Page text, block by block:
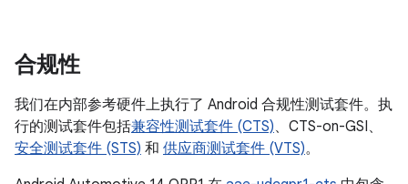
合规性
我们在内部参考硬件上执行了 Android 合规性测试套件。执
行的测试套件包括兼容性测试套件 (CTS)、CTS-on-GSI、
安全测试套件 (STS) 和 供应商测试套件 (VTS)。